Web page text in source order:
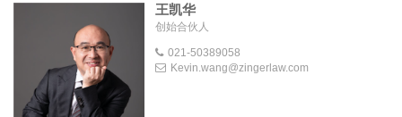
王凯华
创始合伙人
021-50389058
Kevin.wang@zingerlaw.com